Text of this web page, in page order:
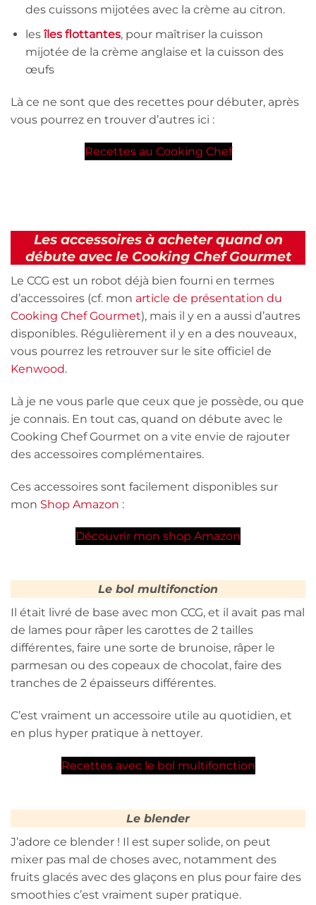
des cuissons mijotées avec la crème au citron.
lesîles flottantes, pour maîtriser la cuisson
mijotée de la crème anglaise et la cuisson des
œufs
Là ce ne sont que des recettes pour débuter, après
vous pourrez en trouver d’autres ici :
Recettes au Cooking Chef
Les accessoires à acheter quand on
débute avec le Cooking Chef Gourmet
Le CCG est un robot déjà bien fourni en termes
d’accessoires (cf. mon article de présentation du
Cooking Chef Gourmet), mais il y en a aussi d’autres
disponibles. Régulièrement il y en a des nouveaux,
vous pourrez les retrouver sur le site officiel de
Kenwood.
Là je ne vous parle que ceux que je possède, ou que
je connais. En tout cas, quand on débute avec le
Cooking Chef Gourmet on a vite envie de rajouter
des accessoires complémentaires.
Ces accessoires sont facilement disponibles sur
mon Shop Amazon :
Découvrir mon shop Amazon
Le bol multifonction
Il était livré de base avec mon CCG, et il avait pas mal
de lames pour râper les carottes de 2 tailles
différentes, faire une sorte de brunoise, râper le
parmesan ou des copeaux de chocolat, faire des
tranches de 2 épaisseurs différentes.
C’est vraiment un accessoire utile au quotidien, et
en plus hyper pratique à nettoyer.
Recettes avec le bol multifonction
Le blender
J’adore ce blender ! Il est super solide, on peut
mixer pas mal de choses avec, notamment des
fruits glacés avec des glaçons en plus pour faire des
smoothies c’est vraiment super pratique.